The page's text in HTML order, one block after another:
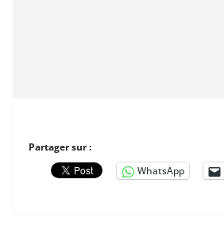
Partager sur :
WhatsApp